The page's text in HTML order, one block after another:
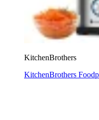
KitchenBrothers
KitchenBrothers